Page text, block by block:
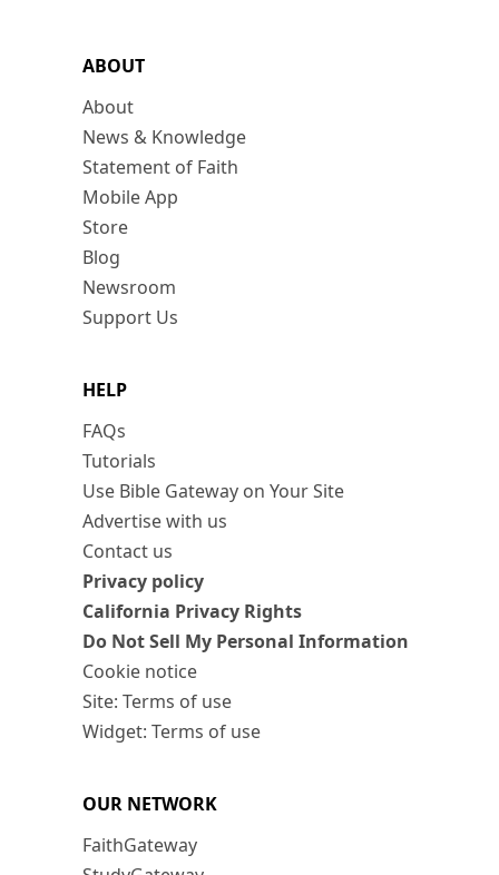
ABOUT
About
News & Knowledge
Statement of Faith
Mobile App
Store
Blog
Newsroom
Support Us
HELP
FAQs
Tutorials
Use Bible Gateway on Your Site
Advertise with us
Contact us
Privacy policy
California Privacy Rights
Do Not Sell My Personal Information
Cookie notice
Site: Terms of use
Widget: Terms of use
OUR NETWORK
FaithGateway